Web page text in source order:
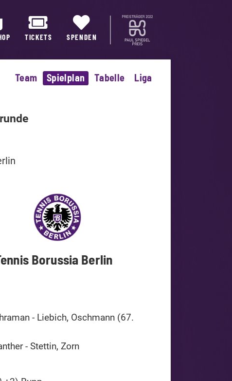
TICKETS SPENDEN
Team Spielplan Tabelle Liga
Borussia Berlin
- Liebich, Oschmann (67.
- Stettin, Zorn